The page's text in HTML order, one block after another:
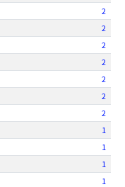
2
2
2
2
2
2
2
1
1
1
1